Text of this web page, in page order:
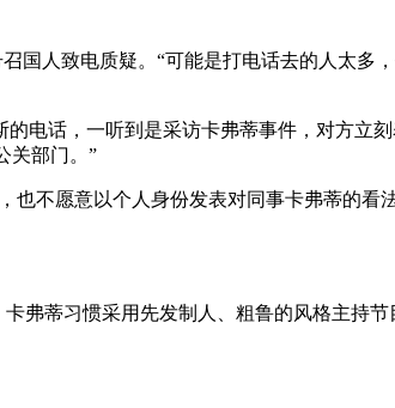
国人致电质疑。“可能是打电话去的人太多
电话，一听到是采访卡弗蒂事件，对方立
关部门。”
也不愿意以个人身份发表对同事卡弗蒂的
弗蒂习惯采用先发制人、粗鲁的风格主持